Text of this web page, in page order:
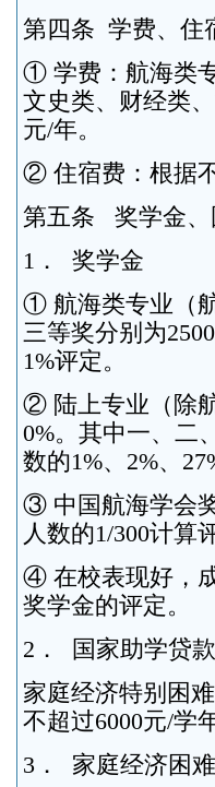
第四条 学费、住
① 学费：航海类
文史类、财经类
元/年。
② 住宿费：根据
第五条 奖学金、
1． 奖学金
① 航海类专业（
三等奖分别为
1%评定。
② 陆上专业（除
0%。其中一、二
数的1%、2%、
③ 中国航海学会
人数的1/300计算
④ 在校表现好，
奖学金的评定。
2． 国家助学贷款
家庭经济特别困
不超过6000元/学年
3． 家庭经济困